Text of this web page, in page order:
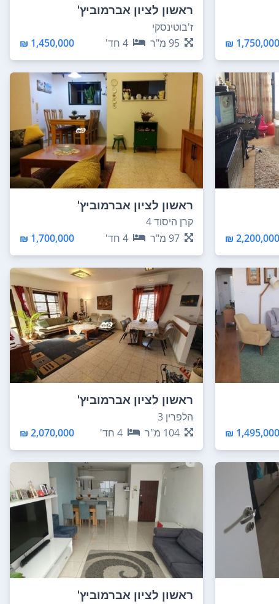
1,750,000 ₪
ראשון לציון אברמוביץ'
ז'בוטינסקי
95 מ"ר 4 חד' 1,450,000 ₪
2,200,000 ₪
ראשון לציון אברמוביץ'
קרן היסוד 4
97 מ"ר 4 חד' 1,700,000 ₪
1,495,000 ₪
ראשון לציון אברמוביץ'
הלפרין 3
104 מ"ר 4 חד' 2,070,000 ₪
ראשון לציון אברמוביץ'